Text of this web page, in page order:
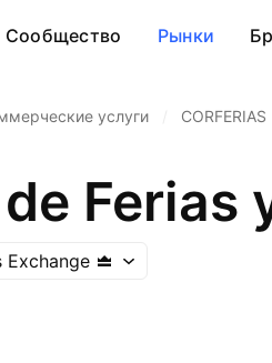
Сообщество Рынки
услуги CORFERIAS
Ferias
Exchange